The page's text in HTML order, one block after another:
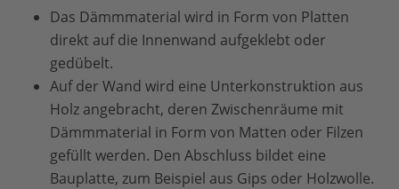
Das Dämmmaterial wird in Form von Platten
direkt auf die Innenwand aufgeklebt oder
gedübelt.
Auf der Wand wird eine Unterkonstruktion aus
Holz angebracht, deren Zwischenräume mit
Dämmmaterial in Form von Matten oder Filzen
gefüllt werden. Den Abschluss bildet eine
Bauplatte, zum Beispiel aus Gips oder Holzwolle.